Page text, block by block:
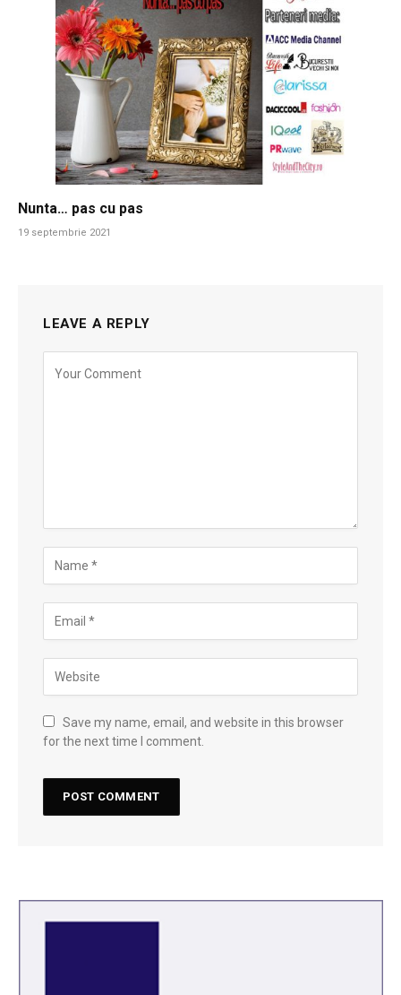
Nunta… pas cu pas
19 septembrie 2021
LEAVE A REPLY
Save my name, email, and website in this browser
for the next time I comment.